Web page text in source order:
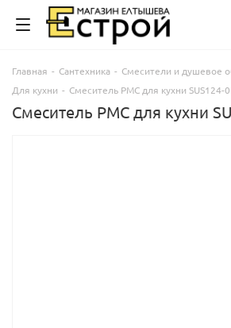
Главная - Сантехника - Смесители и душевое
Для кухни - Смеситель РМС для кухни SUS124-
Смеситель РМС для кухни